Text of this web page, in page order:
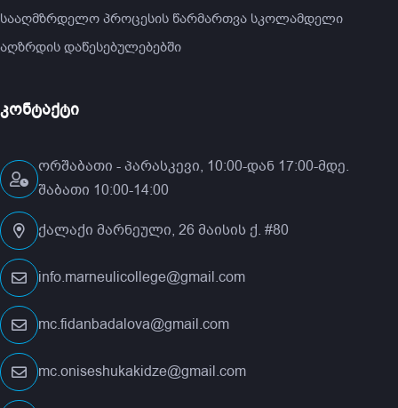
სააღმზრდელო პროცესის წარმართვა სკოლამდელი
აღზრდის დაწესებულებებში
კონტაქტი
ორშაბათი - პარასკევი, 10:00-დან 17:00-მდე.
შაბათი 10:00-14:00
ქალაქი მარნეული, 26 მაისის ქ. #80
info.marneulicollege@gmail.com
mc.fidanbadalova@gmail.com
mc.oniseshukakidze@gmail.com